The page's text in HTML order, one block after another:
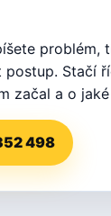
problém,
postup. Stačí
začal a o
498